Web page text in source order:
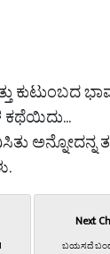
ಕುಟುಂಬದ
ಅನ್ನೋದನ್ನ
Next
ಬಯಸದೆ